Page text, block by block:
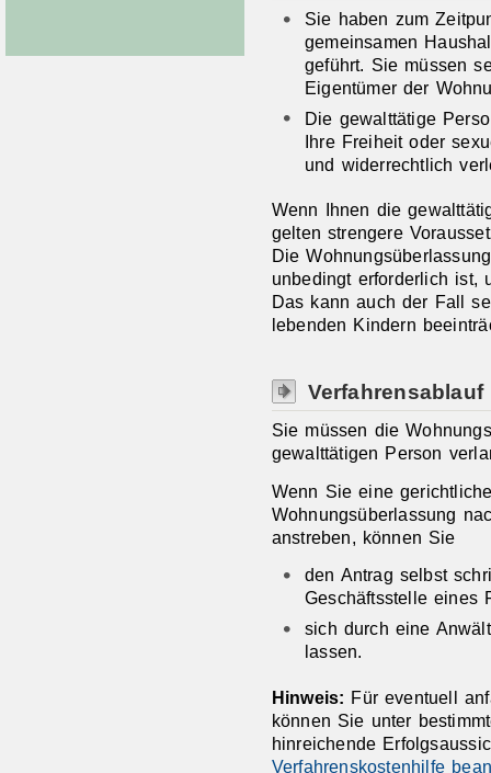
Sie haben zum
gemeinsamen
geführt. Sie müssen
Eigentümer der
Die gewalttätige
Ihre Freiheit oder
und widerrechtlich
Wenn Ihnen die
gelten strengere
Die
unbedingt erforderlich ist,
Das kann auch der Fall
lebenden Kindern
Verfahrensablauf
Sie müssen die
gewalttätigen Person
Wenn Sie eine
Wohnungsüberlassung
anstreben, können Sie
den Antrag selbst
Geschäftsstelle eines
sich durch eine
lassen.
Hinweis: Für eventuell
können Sie unter
hinreichende
Verfahrenskostenhilfe